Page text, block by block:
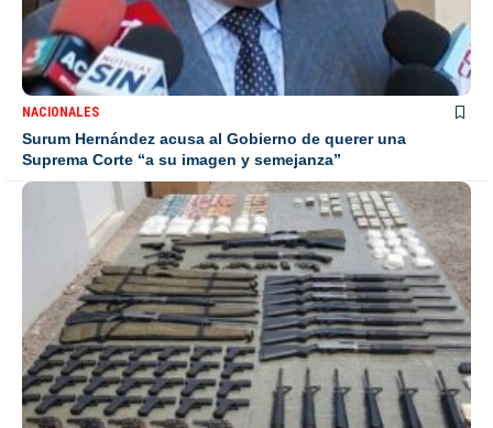
NACIONALES
Surum Hernández acusa al Gobierno de querer una
Suprema Corte “a su imagen y semejanza”